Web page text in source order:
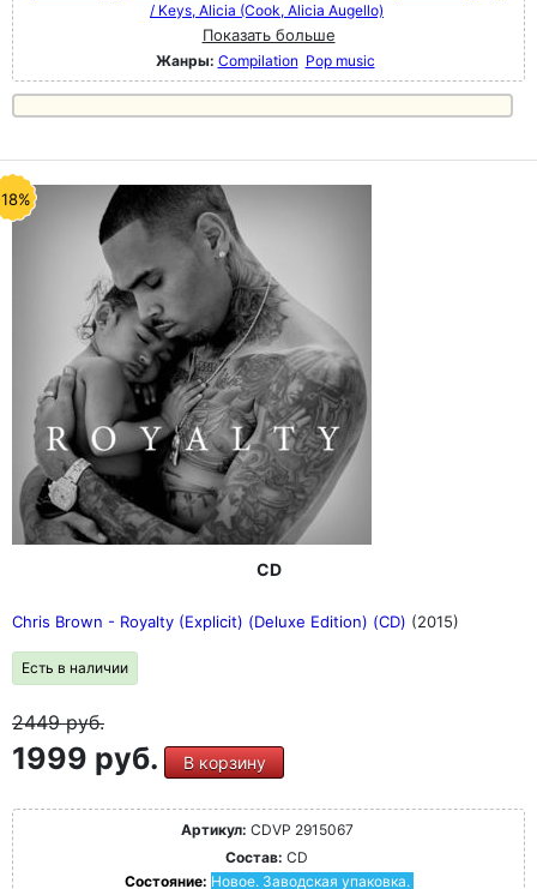
/ Keys, Alicia (Cook, Alicia Augello)
Показать больше
Жанры: Compilation Pop music
CD
Chris Brown - Royalty (Explicit) (Deluxe Edition) (CD) (2015)
Есть в наличии
2449руб.
1999 руб. В корзину
Артикул: CDVP 2915067
Состав: CD
Состояние: Новое. Заводская упаковка.